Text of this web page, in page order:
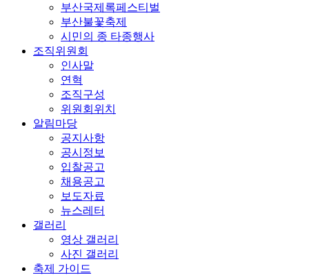
부산국제록페스티벌
부산불꽃축제
시민의 종 타종행사
조직위원회
인사말
연혁
조직구성
위원회위치
알림마당
공지사항
공시정보
입찰공고
채용공고
보도자료
뉴스레터
갤러리
영상 갤러리
사진 갤러리
축제 가이드